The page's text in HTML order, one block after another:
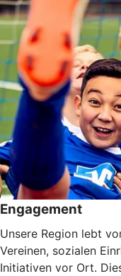
Engagement
Unsere Region lebt
Vereinen, sozialen
Initiativen vor Ort.